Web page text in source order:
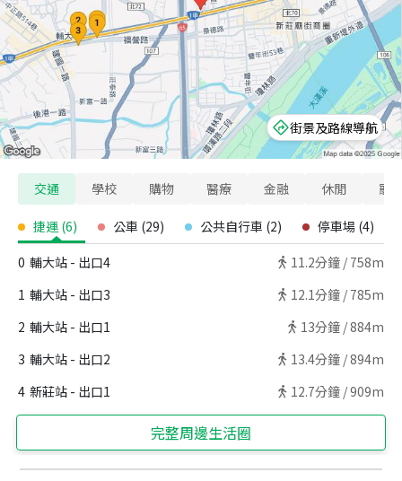
街景及路線導航
交通 學校 購物 醫療 金融 休閒 寵
捷運 (6) 公車 (29) 公共自行車 (2) 停車場 (4)
0 輔大站 - 出口4 11.2分鐘 / 758m
1 輔大站 - 出口3 12.1分鐘 / 785m
2 輔大站 - 出口1 13分鐘 /884m
3 輔大站 - 出口2 13.4分鐘 /894m
4 新莊站 - 出口1 12.7分鐘 /909m
完整周邊生活圈